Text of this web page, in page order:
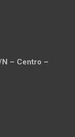
N – Centro –